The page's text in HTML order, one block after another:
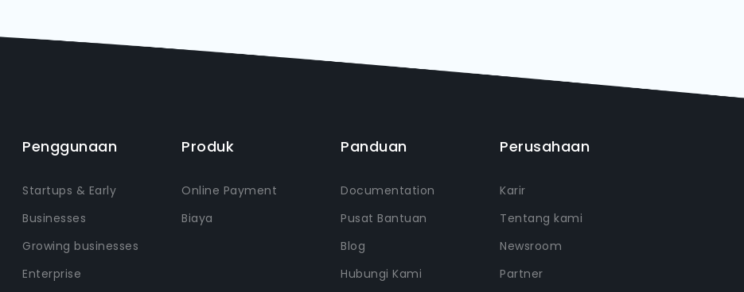
Penggunaan
Startups & Early
Businesses
Growing businesses
Enterprise
Produk
Online Payment
Biaya
Panduan
Documentation
Pusat Bantuan
Blog
Hubungi Kami
Perusahaan
Karir
Tentang kami
Newsroom
Partner